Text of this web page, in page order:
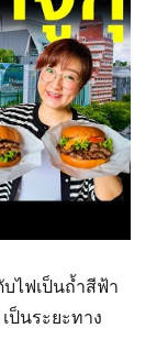
ไฟเป็นถ้ำสีฟ้า
ป็นระยะทาง